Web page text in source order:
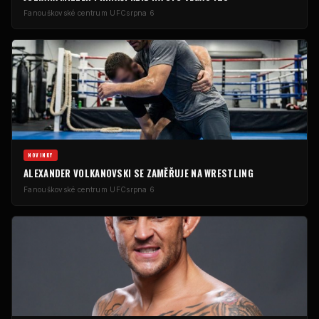
Fanouškovské centrum UFCsrpna 6
NOVINKY
ALEXANDER VOLKANOVSKI SE ZAMĚŘUJE NA WRESTLING
Fanouškovské centrum UFCsrpna 6